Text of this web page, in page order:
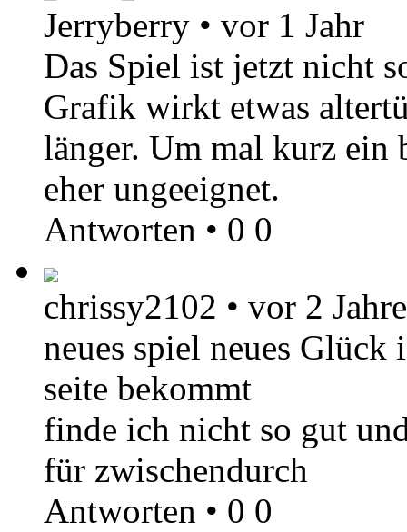
Jerryberry • vor 1 Jahr
Das Spiel ist jetzt nicht
Grafik wirkt etwas
länger. Um mal kurz ein
eher ungeeignet.
Antworten • 0 0
chrissy2102 • vor 2
neues spiel neues Glück
seite bekommt
finde ich nicht so gut
für zwischendurch
Antworten • 0 0